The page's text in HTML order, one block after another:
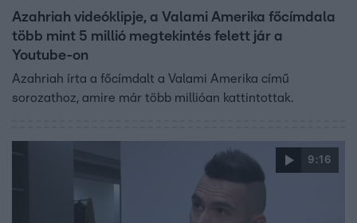
Azahriah videóklipje, a Valami Amerika főcímdala
több mint 5 millió megtekintés felett jár a
Youtube-on
Azahriah írta a főcímdalt a Valami Amerika című
sorozathoz, amire már több millióan kattintottak.
9:16